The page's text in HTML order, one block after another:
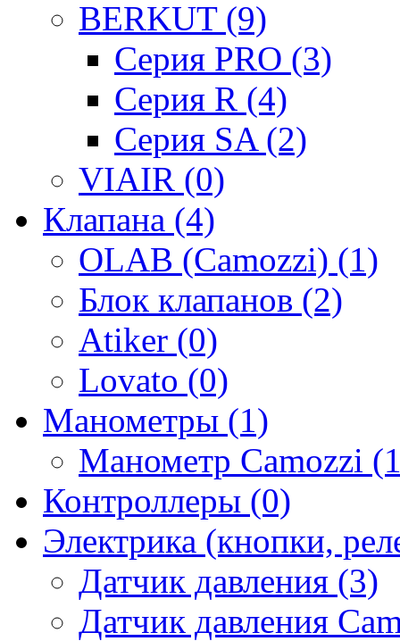
BERKUT (9)
Серия PRO (3)
Серия R (4)
Серия SA (2)
VIAIR (0)
Клапана (4)
OLAB (Camozzi) (1)
Блок клапанов (2)
Atiker (0)
Lovato (0)
Манометры (1)
Манометр Camozzi
Контроллеры (0)
Электрика (кнопки,
Датчик давления (3)
Датчик давления